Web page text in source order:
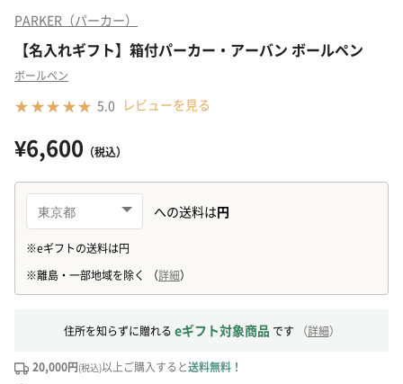
PARKER（パーカー）
【名入れギフト】箱付パーカー・アーバン ボールペン
ボールペン
5.0 レビューを見る
¥6,600 （税込）
住所を知らずに贈れる eギフト対象商品 です （詳細）
20,000円(税込)以上ご購入すると送料無料！